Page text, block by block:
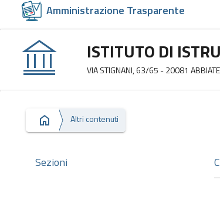
Amministrazione Trasparente
ISTITUTO DI
VIA STIGNANI, 63/65 - 20081
Altri contenuti
Sezioni